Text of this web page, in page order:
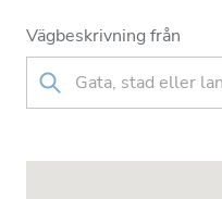
Vägbeskrivning från